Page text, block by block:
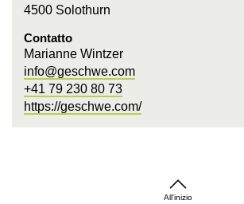
4500 Solothurn
Contatto
Marianne Wintzer
info@geschwe.com
+41 79 230 80 73
https://geschwe.com/
All'inizio